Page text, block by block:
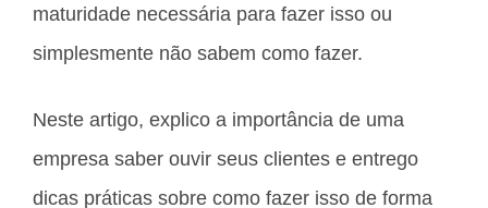
maturidade necessária para fazer isso ou
simplesmente não sabem como fazer.
Neste artigo, explico a importância de uma
empresa saber ouvir seus clientes e entrego
dicas práticas sobre como fazer isso de forma